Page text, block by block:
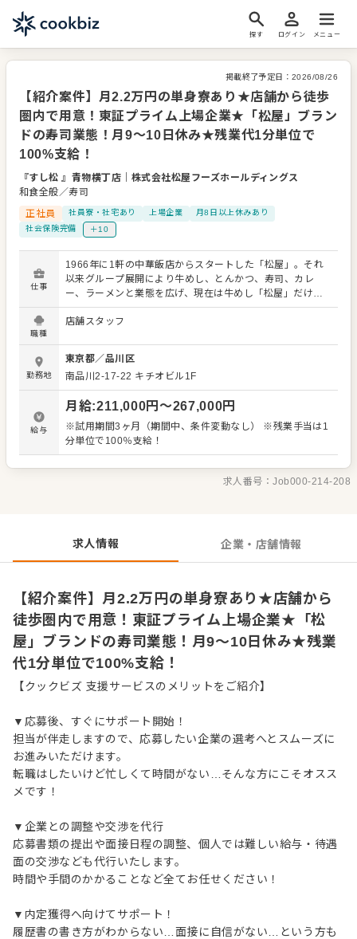
探す ログイン メニュー
掲載終了予定日： 2026/08/26
【紹介案件】月2.2万円の単身寮あり★店舗から徒歩
圏内で用意！東証プライム上場企業★「松屋」ブラン
ドの寿司業態！月9～10日休み★残業代1分単位で
100%支給！
『すし松 』青物横丁店
株式会社松屋フーズホールディングス
和食全般／寿司
正社員
社員寮・社宅あり 上場企業
月8日以上休みあり
社会保険完備
＋10
仕事
1966年に1軒の中華飯店からスタートした「松屋」。それ
以来グループ展開により牛めし、とんかつ、寿司、カレ
ー、ラーメンと業態を広げ、現在は牛めし「松屋」だけで
も全国約1,000店を構えるまでになりました。 長年運営を
続け、さらに成長を続けられているのは、当社が『常に挑
す。 様々な挑戦をしてきているなかで今回、寿司業態の
「すし松」で、すし職人を募集します！ 【すし職人の仕事
内容】 世界からも注目される寿司。お客様とカウンター越
しにコミュニケーションをとったり、目の前でまさに手作
りで握りを披露するなど、一人前の寿司職人を目指せま
す。旬の素材から通年でお愉しみいただけるネタの知識な
どを深め、見て、聞いて、食べて美味しい寿司をお客さま
握り等調理全般 ・スタッフ教育 ・シフト管理 ・数字管理
すし職人として活躍いただくと共に、店舗運営全般をお任
できる環境です。 ゆくゆくは、ステップアップや独り立ち
もめざせます。
職種
店舗スタッフ
勤務地
東京都／品川区
南品川2-17-22 キチオビル1F
給与
月給:211,000円〜267,000円
※試用期間3ヶ月（期間中、条件変動なし） ※残業手当は1
分単位で100％支給！
求人番号：Job000-214-208
求人情報 企業・店舗情報
【紹介案件】月2.2万円の単身寮あり★店舗から
徒歩圏内で用意！東証プライム上場企業★「松
屋」ブランドの寿司業態！月9～10日休み★残業
代1分単位で100%支給！
【クックビズ 支援サービスのメリットをご紹介】
▼応募後、すぐにサポート開始！
担当が伴走しますので、応募したい企業の選考へとスムーズに
お進みいただけます。
転職はしたいけど忙しくて時間がない…そんな方にこそオスス
メです！
▼企業との調整や交渉を代行
応募書類の提出や面接日程の調整、個人では難しい給与・待遇
面の交渉なども代行いたします。
時間や手間のかかることなど全てお任せください！
▼内定獲得へ向けてサポート！
履歴書の書き方がわからない…面接に自信がない…という方も